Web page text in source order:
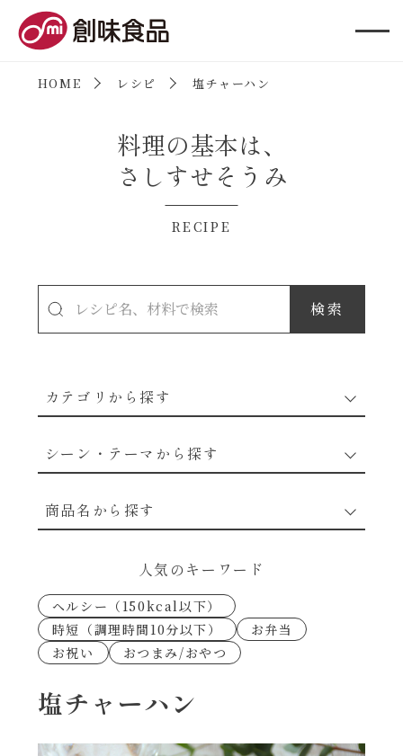
HOME レシピ 塩チャーハン
料理の基本は、
さしすせそうみ
RECIPE
カテゴリから探す
穀物類のレシピ
シーン・テーマから探す
なんでも南蛮
考えるな、二代目で炒めろ！～○○の炒め物
商品名から探す
あえるハコネーゼトマトバジル
あえるハコネーゼ高菜
あえるハコネーゼミートソース
人気のキーワード
ヘルシー（150kcal以下）
時短（調理時間10分以下）
お弁当
お祝い
おつまみ/おやつ
塩チャーハン